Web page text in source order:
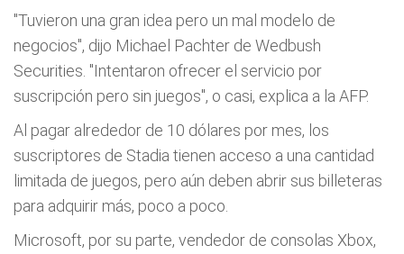
"Tuvieron una gran idea pero un mal modelo de
negocios", dijo Michael Pachter de Wedbush
Securities. "Intentaron ofrecer el servicio por
suscripción pero sin juegos", o casi, explica a la AFP.
Al pagar alrededor de 10 dólares por mes, los
suscriptores de Stadia tienen acceso a una cantidad
limitada de juegos, pero aún deben abrir sus billeteras
para adquirir más, poco a poco.
Microsoft, por su parte, vendedor de consolas Xbox,